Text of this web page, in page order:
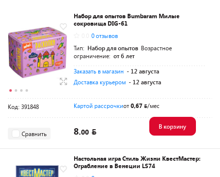
Набор для опытов Bumbaram Милые
сокровища DIG-61
0 отзывов
Тип: Набор для опытов Возрастное
ограничение: от 6 лет
Заказать в магазин - 12 августа
Доставка курьером - 12 августа
Код: 391848 Картой рассрочкиот0,67 /мес
Сравнить 8.00
В корзину
Настольная игра Стиль Жизни КвестМастер:
Ограбление в Венеции LS74